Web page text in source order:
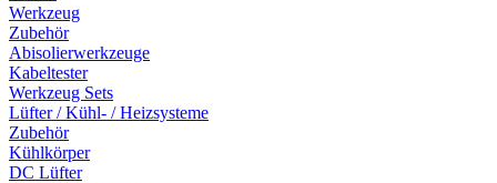
Werkzeug
Zubehör
Abisolierwerkzeuge
Kabeltester
Werkzeug Sets
Lüfter / Kühl- / Heizsysteme
Zubehör
Kühlkörper
DC Lüfter